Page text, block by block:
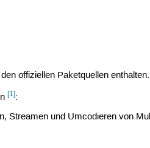
offiziellen Paketquellen enthalten.
[1]:
Streamen und Umcodieren von